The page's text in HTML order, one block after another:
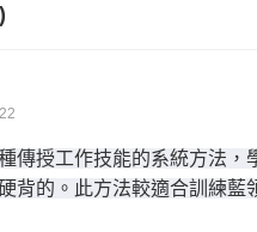
傳授工作技能的系統方法，
背的。此方法較適合訓練藍